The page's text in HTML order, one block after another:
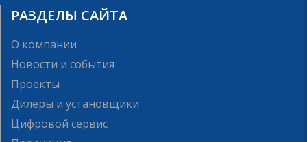
РАЗДЕЛЫ САЙТА
О компании
Новости и события
Проекты
Дилеры и установщики
Цифровой сервис